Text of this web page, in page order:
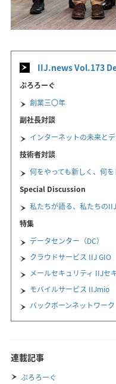
IIJ.news Vol.173
ぷろろーぐ
創業三〇年
副社長対談
インターネットの未来と
技術者対談
何をやっても新しく、何
Special Discussion
私たちが語る、私たちのIIJ
特集
データセンター（DC）
クラウドサービス IIJ GIO
メールセキュリティ IIJセ
モバイルサービス IIJmio
バックボーンネットワーク
連載記事
ぷろろーぐ